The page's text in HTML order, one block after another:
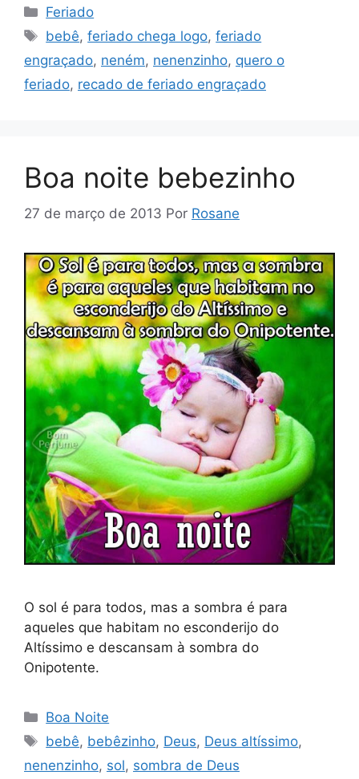
Categorias
Feriado
Tags
bebê,feriado chega logo,feriado
engraçado, neném, nenenzinho, quero o
feriado, recado de feriado engraçado
Boa noite bebezinho
27 de março de 2013 Por Rosane
O sol é para todos, mas a sombra é para
aqueles que habitam no esconderijo do
Altíssimo e descansam à sombra do
Onipotente.
Categorias
Boa Noite
Tags
bebê, bebêzinho, Deus, Deus altíssimo,
nenenzinho, sol, sombra de Deus